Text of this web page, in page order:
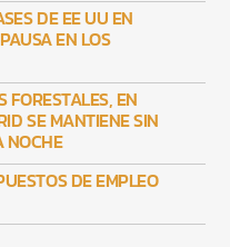
DE EE UU EN
EN LOS
FORESTALES, EN
SE MANTIENE SIN
NOCHE
DE EMPLEO